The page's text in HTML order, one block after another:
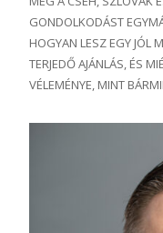
GONDOLKODÁST
HOGYAN LESZ EGY JÓL
TERJEDŐ AJÁNLÁS, ÉS
VÉLEMÉNYE, MINT